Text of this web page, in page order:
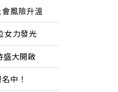
風險升溫
女力發光
盛大開啟
中！